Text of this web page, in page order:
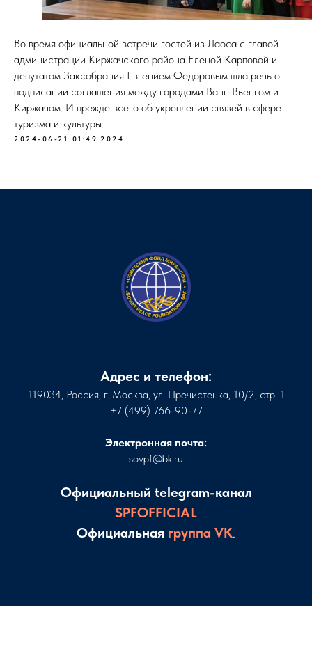
Во время официальной встречи гостей из Лаоса с главой
администрации Киржачского района Еленой Карповой и
депутатом Заксобрания Евгением Федоровым шла речь о
подписании соглашения между городами Ванг-Вьенгом и
Киржачом. И прежде всего об укреплении связей в сфере
туризма и культуры.
2024-06-21 01:49 2024
Адрес и телефон:
119034, Россия, г. Москва, ул. Пречистенка, 10/2, стр. 1
+7 (499) 766-90-77
Электронная почта:
sovpf@bk.ru
Официальный telegram-канал
SPFOFFICIAL
Официальная группа VK.